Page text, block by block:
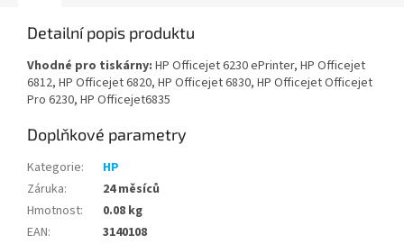
Detailní popis produktu
Vhodné pro tiskárny: HP Officejet 6230 ePrinter, HP Officejet
6812, HP Officejet 6820, HP Officejet 6830, HP Officejet Officejet
Pro 6230, HP Officejet6835
Doplňkové parametry
Kategorie:
HP
Záruka:
24 měsíců
Hmotnost:
0.08 kg
EAN:
3140108